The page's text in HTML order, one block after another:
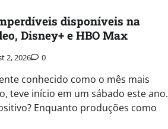
disponíveis na
Disney+ e HBO Max
2, 2026 0
conhecido como o mês mais
teve início em um sábado este ano.
Enquanto produções como